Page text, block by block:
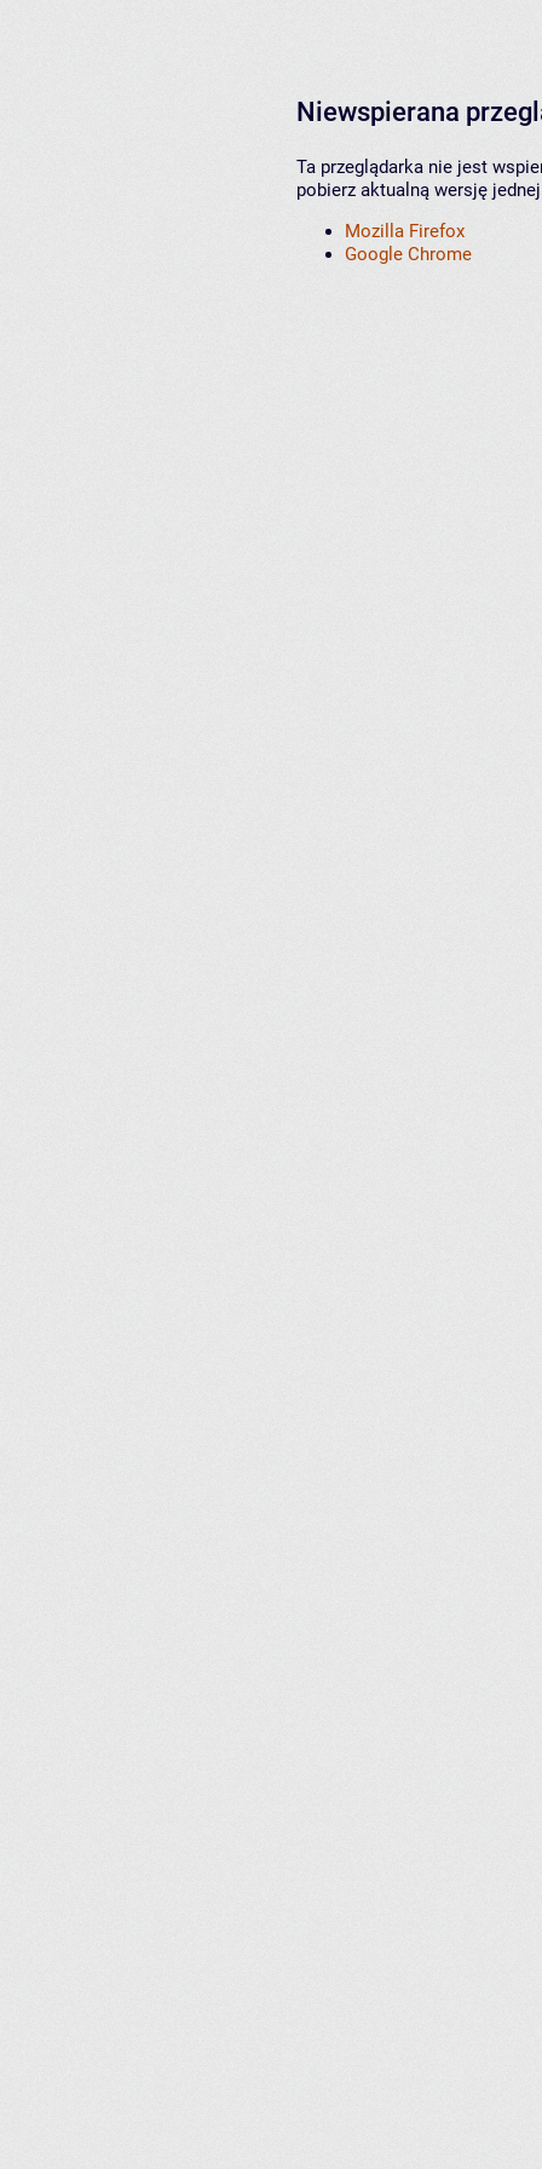
Niewspierana
Ta przeglądarka nie jest
pobierz aktualną wersję
Mozilla Firefox
Google Chrome